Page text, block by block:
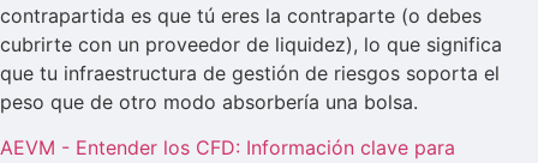
contrapartida es que tú eres la contraparte (o debes
cubrirte con un proveedor de liquidez), lo que significa
que tu infraestructura de gestión de riesgos soporta el
peso que de otro modo absorbería una bolsa.
AEVM - Entender los CFD: Información clave para